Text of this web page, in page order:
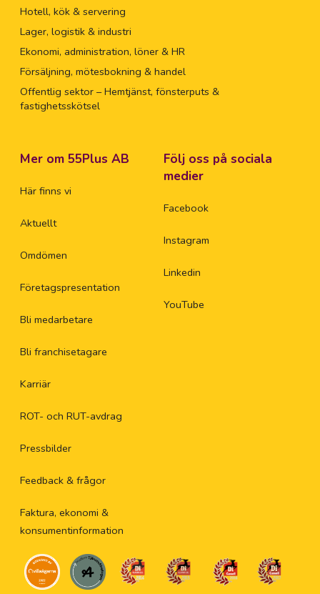
Hotell, kök & servering
Lager, logistik & industri
Ekonomi, administration, löner & HR
Försäljning, mötesbokning & handel
Offentlig sektor – Hemtjänst, fönsterputs &
fastighetsskötsel
Mer om 55Plus AB
Här finns vi
Aktuellt
Omdömen
Företagspresentation
Bli medarbetare
Bli franchisetagare
Karriär
ROT- och RUT-avdrag
Pressbilder
Feedback & frågor
Faktura, ekonomi &
konsumentinformation
Följ oss på sociala
medier
Facebook
Instagram
Linkedin
YouTube